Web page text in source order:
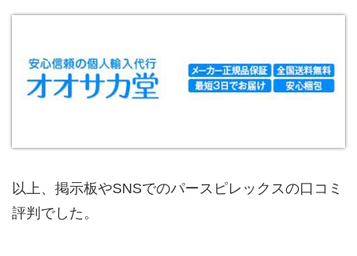
以上、掲示板やSNSでのパースピレックスの口コミ
評判でした。